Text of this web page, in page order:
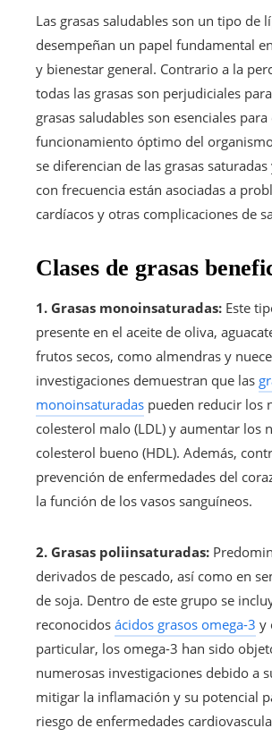
Las grasas saludables son un tipo de
desempeñan un papel fundamental
y bienestar general. Contrario a la
todas las grasas son perjudiciales
grasas saludables son esenciales para
funcionamiento óptimo del
se diferencian de las grasas
con frecuencia están asociadas a
cardíacos y otras complicaciones de
Clases de grasas
1. Grasas monoinsaturadas: Este
presente en el aceite de oliva,
frutos secos, como almendras y
investigaciones demuestran que las
monoinsaturadas pueden reducir los
colesterol malo (LDL) y aumentar los
colesterol bueno (HDL). Además,
prevención de enfermedades del
la función de los vasos sanguíneos.
2. Grasas poliinsaturadas:
derivados de pescado, así como en
de soja. Dentro de este grupo se
reconocidos ácidos grasos omega-3 y
particular, los omega-3 han sido
numerosas investigaciones debido a
mitigar la inflamación y su potencial
riesgo de enfermedades